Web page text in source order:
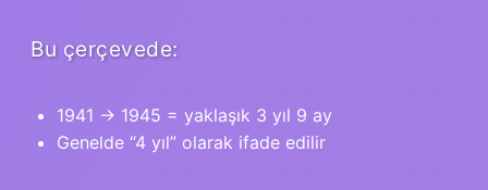
Bu çerçevede:
1941 → 1945 = yaklaşık 3 yıl 9 ay
Genelde “4 yıl” olarak ifade edilir